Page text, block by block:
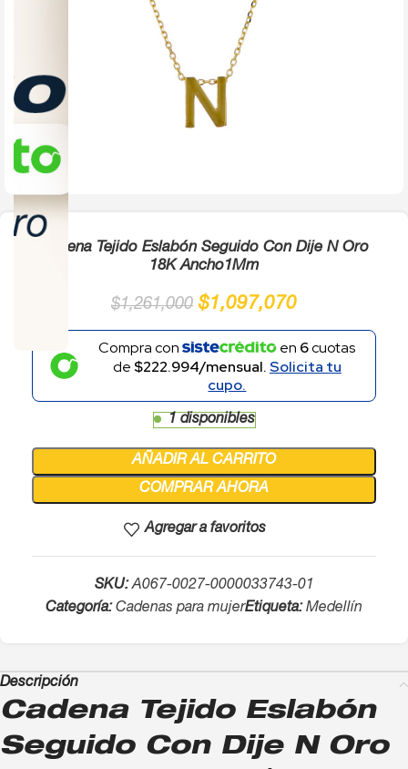
Click to enlarge
Cadena Tejido Eslabón Seguido Con Dije N Oro
18K Ancho1Mm
$1,261,000 $1,097,070
Compra con en 6cuotas
de $222.994/mensual.Solicita tu
cupo.
1 disponibles
AÑADIR AL CARRITO
COMPRAR AHORA
Agregar a favoritos
SKU:A067-0027-0000033743-01
Categoría: Cadenas para mujerEtiqueta: Medellín
Descripción
Cadena Tejido Eslabón
Seguido Con Dije N Oro